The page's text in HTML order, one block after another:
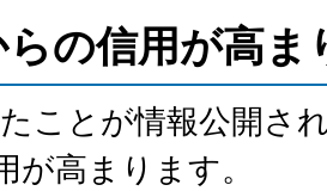
の信用が高ま
ことが情報公開さ
が高まります。